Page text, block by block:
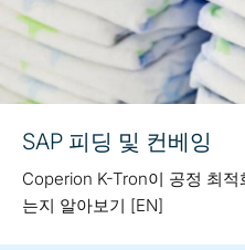
SAP 피딩 및 컨베잉
Coperion K-Tron이 공정 최적
는지 알아보기 [EN]